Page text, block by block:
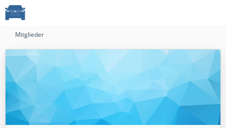
Mitglieder